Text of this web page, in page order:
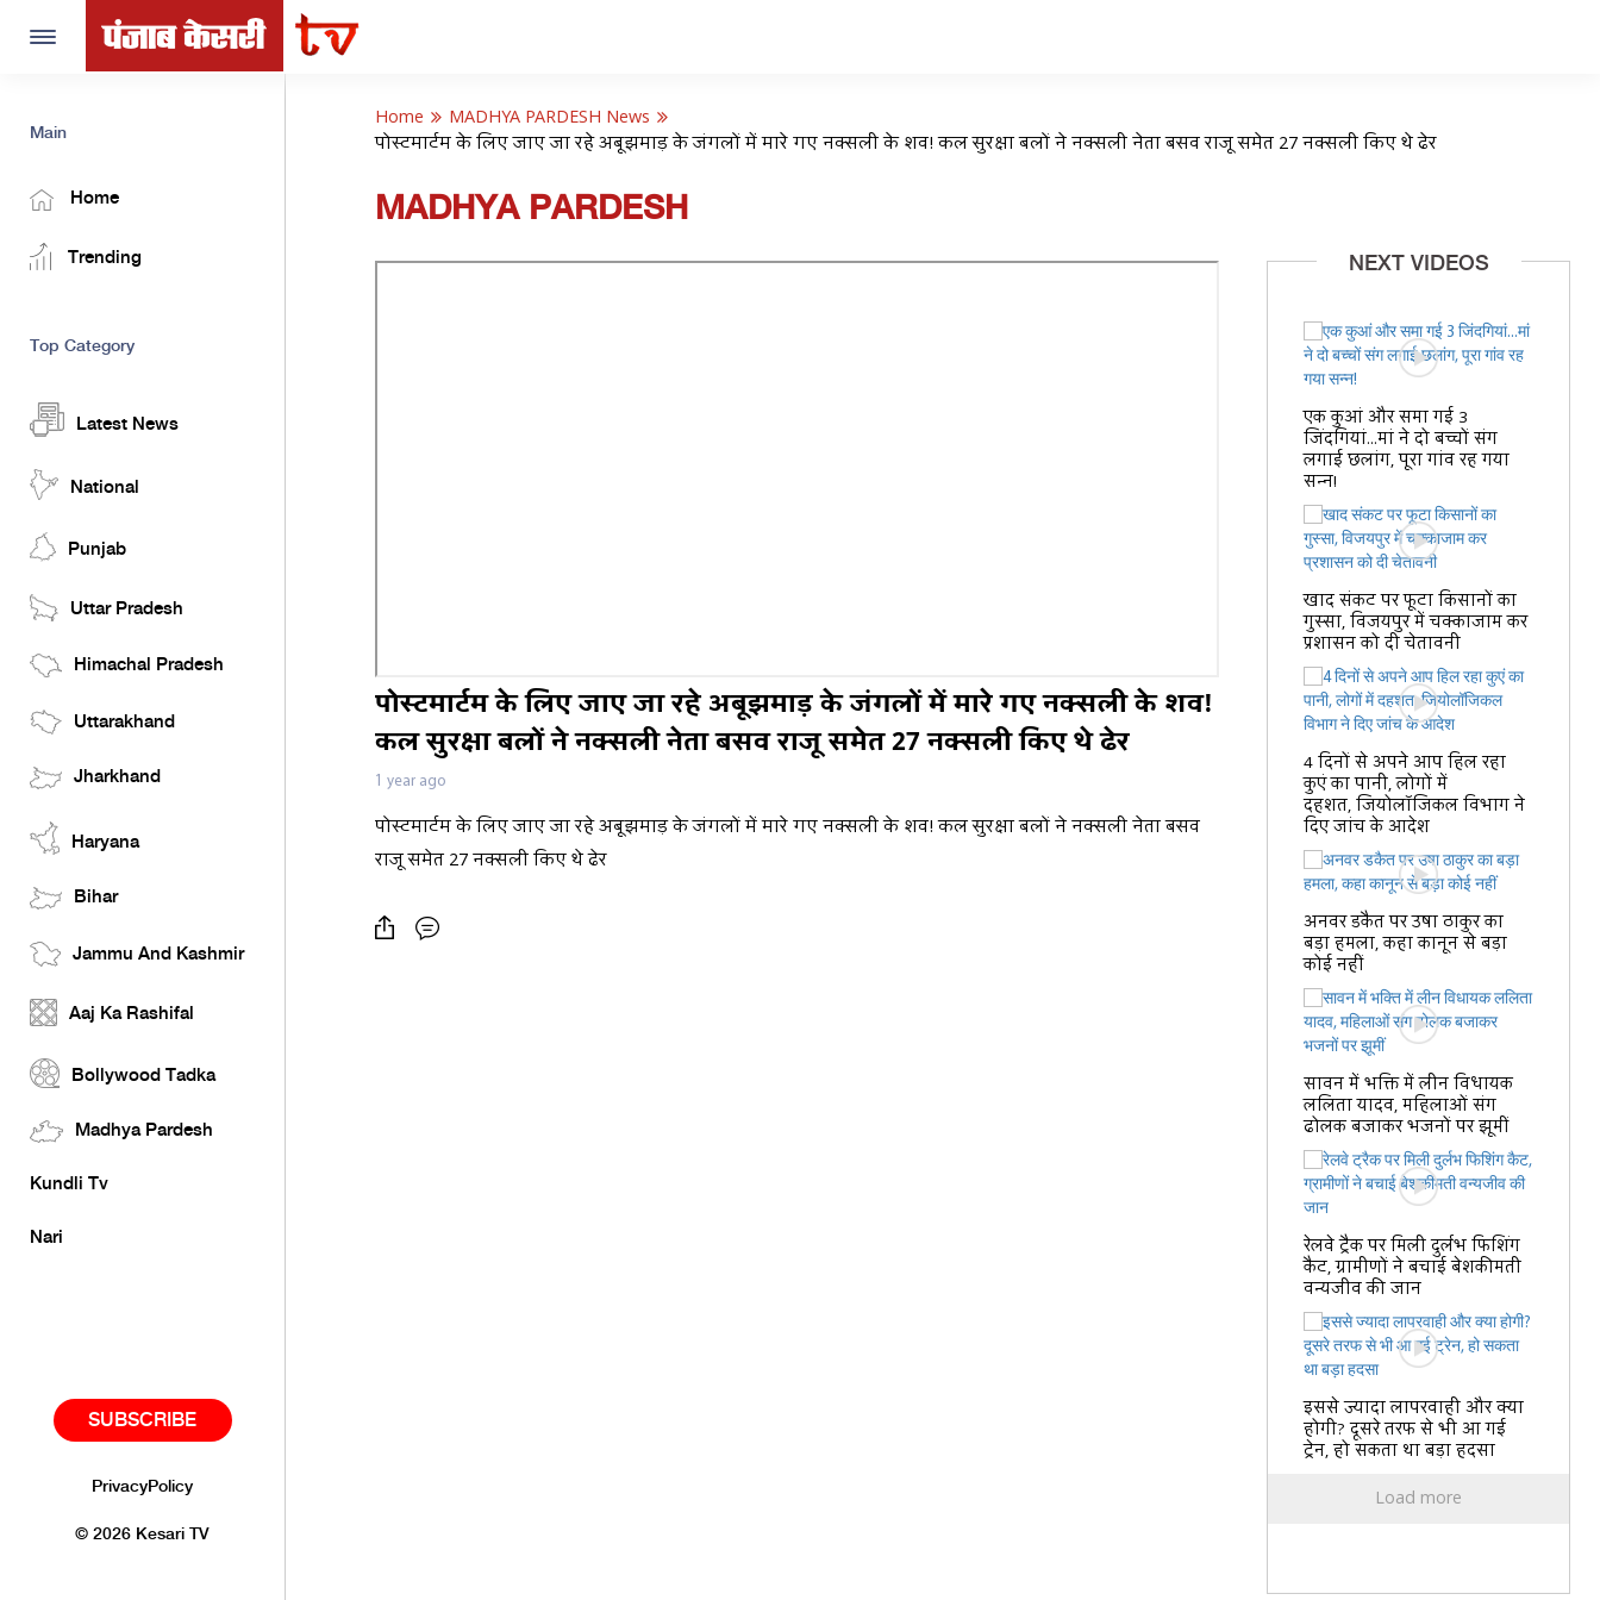
Toggle
Main
Home
Trending
Top Category
Latest News
National
Punjab
Uttar Pradesh
Himachal Pradesh
Uttarakhand
Jharkhand
Haryana
Bihar
Jammu And Kashmir
Aaj Ka Rashifal
Bollywood Tadka
Madhya Pardesh
Kundli Tv
Nari
SUBSCRIBE
PrivacyPolicy
© 2026 Kesari TV
Home
MADHYA PARDESH News
पोस्टमार्टम के लिए जाए जा रहे अबूझमाड़ के जंगलों में मारे गए नक्सली के शव! कल सुरक्षा बलों ने नक्सली नेता बसव राजू समेत 27 नक्सली किए थे ढेर
MADHYA PARDESH
पोस्टमार्टम के लिए जाए जा रहे अबूझमाड़ के जंगलों में मारे गए नक्सली के शव!
कल सुरक्षा बलों ने नक्सली नेता बसव राजू समेत 27 नक्सली किए थे ढेर
1 year ago
पोस्टमार्टम के लिए जाए जा रहे अबूझमाड़ के जंगलों में मारे गए नक्सली के शव! कल सुरक्षा बलों ने नक्सली नेता बसव
राजू समेत 27 नक्सली किए थे ढेर
NEXT VIDEOS
एक कुआं और समा गई 3
जिंदगियां...मां ने दो बच्चों संग
लगाई छलांग, पूरा गांव रह गया
सन्न!
खाद संकट पर फूटा किसानों का
गुस्सा, विजयपुर में चक्काजाम कर
प्रशासन को दी चेतावनी
4 दिनों से अपने आप हिल रहा
कुएं का पानी, लोगों में
दहशत, जियोलॉजिकल विभाग ने
दिए जांच के आदेश
अनवर डकैत पर उषा ठाकुर का
बड़ा हमला, कहा कानून से बड़ा
कोई नहीं
सावन में भक्ति में लीन विधायक
ललिता यादव, महिलाओं संग
ढोलक बजाकर भजनों पर झूमीं
रेलवे ट्रैक पर मिली दुर्लभ फिशिंग
कैट, ग्रामीणों ने बचाई बेशकीमती
वन्यजीव की जान
इससे ज्यादा लापरवाही और क्या
होगी? दूसरे तरफ से भी आ गई
ट्रेन, हो सकता था बड़ा हदसा
Load more